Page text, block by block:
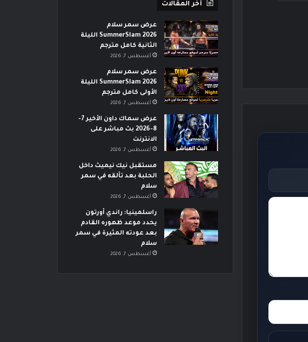
أخر المقالات
عرض سمر سلام
SummerSlam 2026 الليلة
الثانية كامل مترجم
أغسطس 7, 2026
عرض سمر سلام
SummerSlam 2026 الليلة
الأولى كامل مترجم
أغسطس 7, 2026
عرض سماك داون الأخير 7-
8-2026 بث مباشر على
الانترنت
أغسطس 7, 2026
مستقبل نيك نيميث داخل
الحلبة بعد تألقه في سمر
سلام
أغسطس 7, 2026
راسلمينيا: راندي أورتون
يحدد موعد ظهوره القادم
بعد عودته المثيرة في سمر
سلام
أغسطس 7, 2026